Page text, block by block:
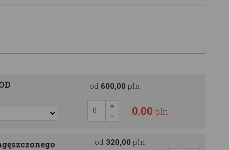
od 600,00 pln
0.00 pln
od 320,00 pln